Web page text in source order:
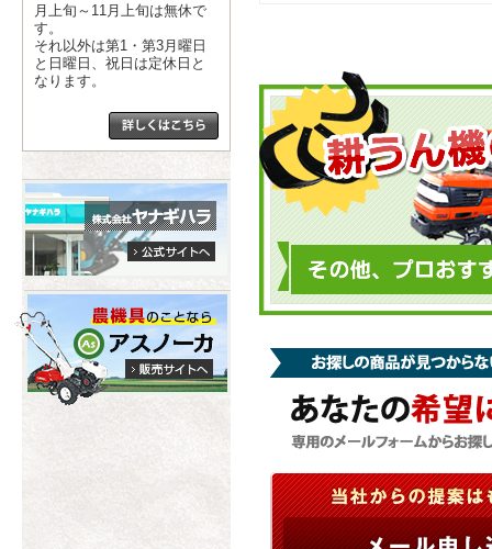
月上旬～11月上旬は無休で
す。
それ以外は第1・第3月曜日
と日曜日、祝日は定休日と
なります。